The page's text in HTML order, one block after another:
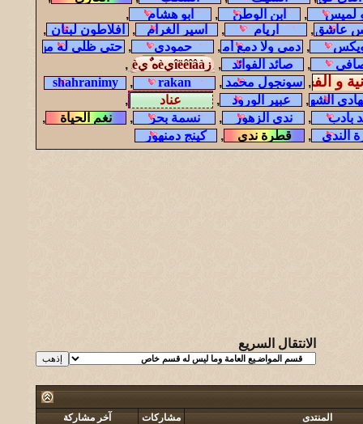
,
,
,
,
,
,
,
,
,
,
,
,
,
,
,
,
,
,
,
,
,
,
,
,
,
الانتقال السريع
المنتدى مشاركات آخر مشاركة